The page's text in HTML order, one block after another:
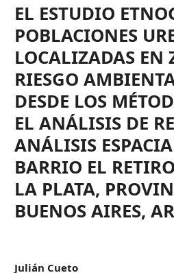
EL ESTUDIO
POBLACIONES
LOCALIZADAS EN
RIESGO
DESDE LOS
EL ANÁLISIS DE
ANÁLISIS
BARRIO EL
LA PLATA,
BUENOS AIRES,
Julián Cueto